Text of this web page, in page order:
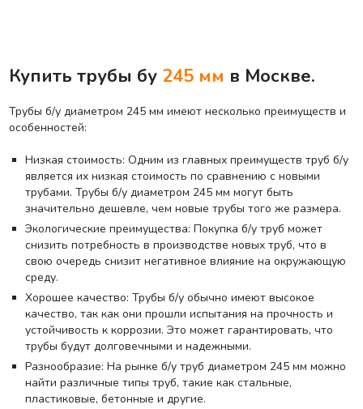
Купить трубы бу 245 мм в Москве.
Трубы б/у диаметром 245 мм имеют несколько преимуществ и
особенностей:
Низкая стоимость: Одним из главных преимуществ труб б/у
является их низкая стоимость по сравнению с новыми
трубами. Трубы б/у диаметром 245 мм могут быть
значительно дешевле, чем новые трубы того же размера.
Экологические преимущества: Покупка б/у труб может
снизить потребность в производстве новых труб, что в
свою очередь снизит негативное влияние на окружающую
среду.
Хорошее качество: Трубы б/у обычно имеют высокое
качество, так как они прошли испытания на прочность и
устойчивость к коррозии. Это может гарантировать, что
трубы будут долговечными и надежными.
Разнообразие: На рынке б/у труб диаметром 245 мм можно
найти различные типы труб, такие как стальные,
пластиковые, бетонные и другие.